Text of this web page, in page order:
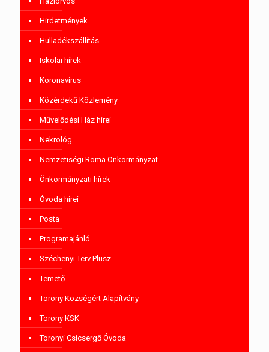
Hirdetmények
Hulladékszállítás
Iskolai hírek
Koronavírus
Közérdekű Közlemény
Művelődési Ház hírei
Nekrológ
Nemzetiségi Roma Önkormányzat
Önkormányzati hírek
Óvoda hírei
Posta
Programajánló
Széchenyi Terv Plusz
Temető
Torony Községért Alapítvány
Torony KSK
Toronyi Csicsergő Óvoda